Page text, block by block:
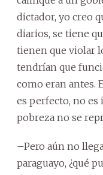
dictador, yo creo
diarios, se tiene
tienen que violar
tendrían que
como eran antes.
es perfecto, no es
pobreza no se
–Pero aún no
paraguayo, ¿qué